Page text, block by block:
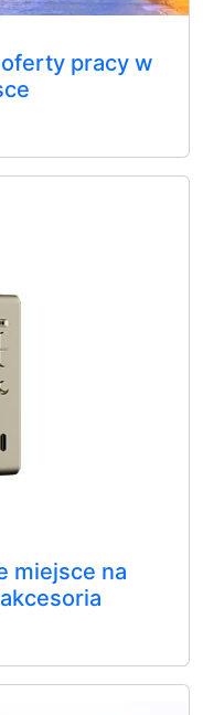
pracy w
miejsce na